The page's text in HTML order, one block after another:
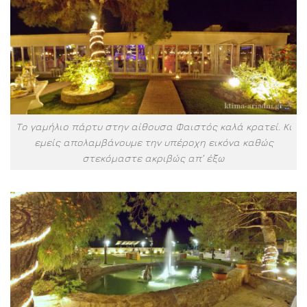
Το γαμήλιο πάρτυ στην αίθουσα Φαιστός καλά κρατεί. Κι
εμείς απολαμβάνουμε την υπέροχη εικόνα καθώς
στεκόμαστε ακριβώς απ’ έξω